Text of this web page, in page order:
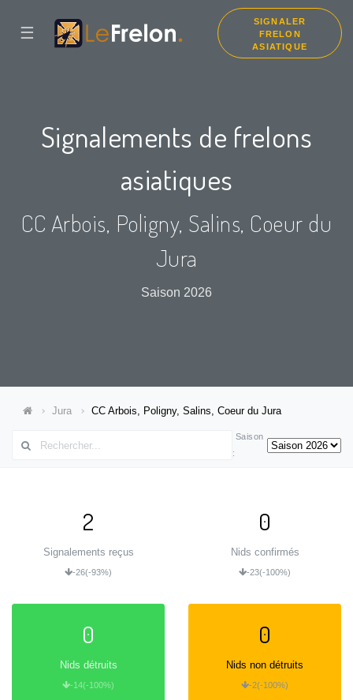
☰
SIGNALER
FRELON
ASIATIQUE
Signalements de frelons
asiatiques
CC Arbois, Poligny, Salins, Coeur du
Jura
Saison 2026
Jura CC Arbois, Poligny, Salins, Coeur du Jura
Saison
:
2
Signalements reçus
-26(-93%)
0
Nids confirmés
-23(-100%)
0
Nids détruits
-14(-100%)
0
Nids non détruits
-2(-100%)